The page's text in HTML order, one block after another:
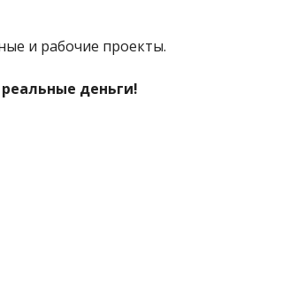
и рабочие проекты.
деньги!